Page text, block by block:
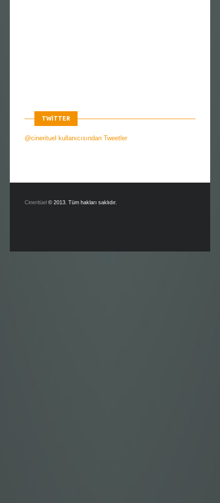
TWITTER
@cinerituel kullanıcısından Tweetler
Cineritüel © 2013. Tüm hakları saklıdır.